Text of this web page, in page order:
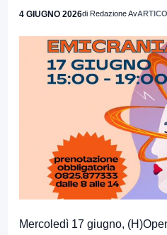
4 GIUGNO 2026di Redazione Av
Mercoledì 17 giugno,